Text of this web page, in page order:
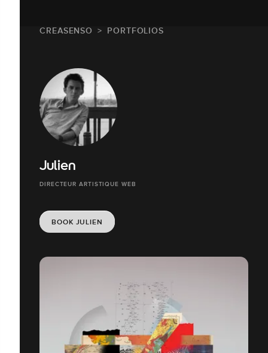
CREASENSO PORTFOLIOS
Julien
DIRECTEUR ARTISTIQUE WEB
BOOK JULIEN